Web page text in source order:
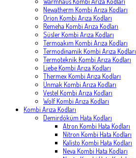
Newatherm Kombi Arıza Kodları
Orion Kombi Arıza Kodları
Remeha Kombi Arıza Kodları
Süsler Kombi Arıza Kodları
Termoakım Kombi Arıza Kodları
Termodinamik Kombi Arıza Kodları
Termoteknik Kombi Arıza Kodları
Liebe Kombi Arıza Kodları
Thermex Kombi Arıza Kodları
Ünmak Kombi Arıza Kodları
Vestel Kombi Arıza Kodları
Wolf Kombi Arıza Kodları
Kombi Arıza Kodları
Demirdöküm Hata Kodları
Atron Kombi Hata Kodları
Nitron Kombi Hata Kodları
Kalisto Kombi Hata Kodları
Neva Kombi Hata Kodları